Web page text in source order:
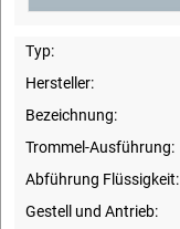
Typ:
Hersteller:
Bezeichnung:
Trommel-Ausführung:
Abführung Flüssigkeit:
Gestell und Antrieb: